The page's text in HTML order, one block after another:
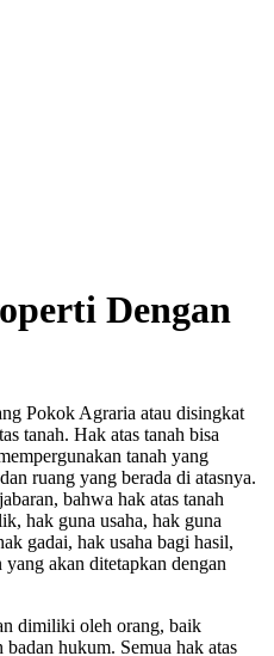
Dengan
Pokok Agraria atau disingkat
tanah. Hak atas tanah bisa
tanah yang
ruang yang berada di atasnya.
bahwa hak atas tanah
hak guna usaha, hak guna
gadai, hak usaha bagi hasil,
akan ditetapkan dengan
dimiliki oleh orang, baik
hukum. Semua hak atas